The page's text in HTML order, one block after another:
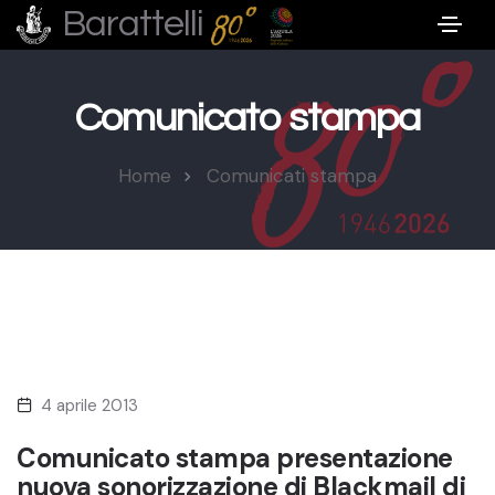
Barattelli
Comunicato stampa
Home Comunicati stampa
4 aprile 2013
Comunicato stampa presentazione
nuova sonorizzazione di Blackmail di